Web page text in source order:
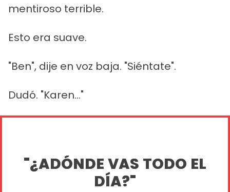
mentiroso terrible.
Esto era suave.
"Ben", dije en voz baja. "Siéntate".
Dudó. "Karen..."
"¿ADÓNDE VAS TODO EL
DÍA?"